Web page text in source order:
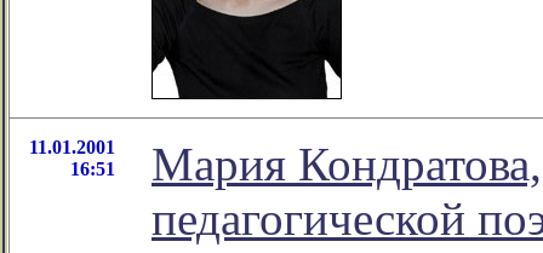
11.01.2001
16:51
Мария
педагогической